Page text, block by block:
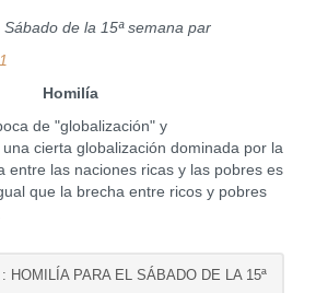
de la 15ª semana par
Homilía
de "globalización" y
cierta globalización dominada por la
entre las naciones ricas y las pobres es
que la brecha entre ricos y pobres
HOMILÍA PARA EL SÁBADO DE LA 15ª